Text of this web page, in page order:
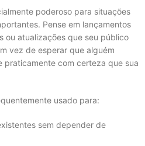
poderoso para situações
Pense em lançamentos
ou atualizações que seu público
vez de esperar que alguém
praticamente com certeza que sua
usado para:
sem depender de